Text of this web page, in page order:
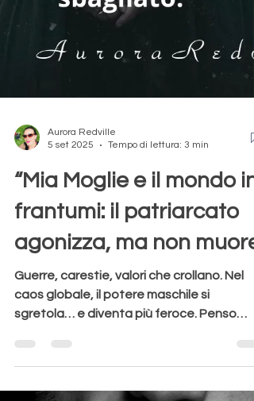
Aurora Redville
5 set 2025
Tempo di lettura: 3 min
“Mia Moglie e il mondo in
frantumi: il patriarcato
agonizza, ma non
caos globale, il potere maschile si
sgretola… e diventa più feroce. Penso
spesso a cosa debba scrivere o non